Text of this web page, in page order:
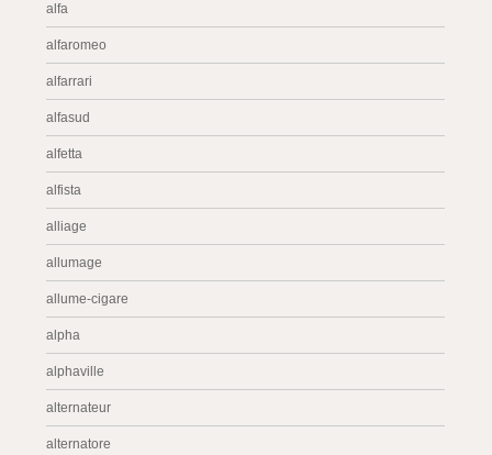
alfa
alfaromeo
alfarrari
alfasud
alfetta
alfista
alliage
allumage
allume-cigare
alpha
alphaville
alternateur
alternatore